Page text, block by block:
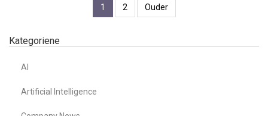
1 2 Ouder
Kategoriene
AI
Artificial Intelligence